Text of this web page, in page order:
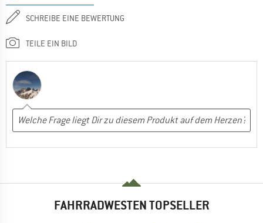
SCHREIBE EINE BEWERTUNG
TEILE EIN BILD
FAHRRADWESTEN TOPSELLER